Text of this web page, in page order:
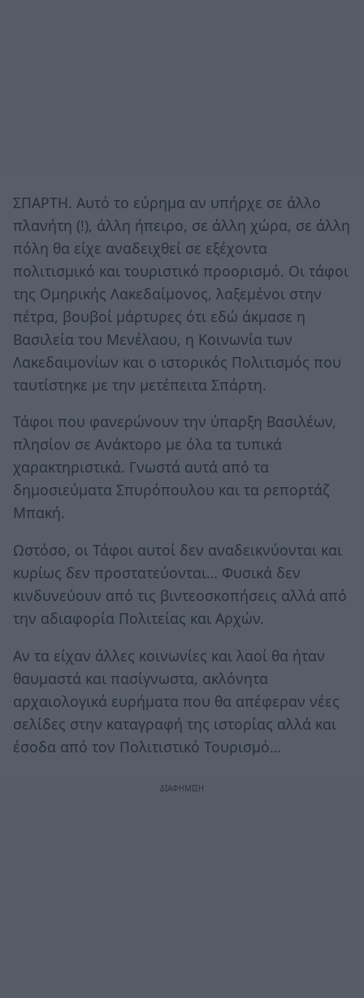
ΣΠΑΡΤΗ. Αυτό το εύρημα αν υπήρχε σε άλλο
πλανήτη (!), άλλη ήπειρο, σε άλλη χώρα, σε άλλη
πόλη θα είχε αναδειχθεί σε εξέχοντα
πολιτισμικό και τουριστικό προορισμό. Οι τάφοι
της Ομηρικής Λακεδαίμονος, λαξεμένοι στην
πέτρα, βουβοί μάρτυρες ότι εδώ άκμασε η
Βασιλεία του Μενέλαου, η Κοινωνία των
Λακεδαιμονίων και ο ιστορικός Πολιτισμός που
ταυτίστηκε με την μετέπειτα Σπάρτη.
Τάφοι που φανερώνουν την ύπαρξη Βασιλέων,
πλησίον σε Ανάκτορο με όλα τα τυπικά
χαρακτηριστικά. Γνωστά αυτά από τα
δημοσιεύματα Σπυρόπουλου και τα ρεπορτάζ
Μπακή.
Ωστόσο, οι Τάφοι αυτοί δεν αναδεικνύονται και
κυρίως δεν προστατεύονται… Φυσικά δεν
κινδυνεύουν από τις βιντεοσκοπήσεις αλλά από
την αδιαφορία Πολιτείας και Αρχών.
Αν τα είχαν άλλες κοινωνίες και λαοί θα ήταν
θαυμαστά και πασίγνωστα, ακλόνητα
αρχαιολογικά ευρήματα που θα απέφεραν νέες
σελίδες στην καταγραφή της ιστορίας αλλά και
έσοδα από τον Πολιτιστικό Τουρισμό…